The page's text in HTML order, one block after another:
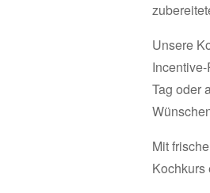
Unsere
Tag oder
Mit
Kochkurs